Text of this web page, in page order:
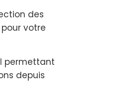
des
votre
permettant
depuis